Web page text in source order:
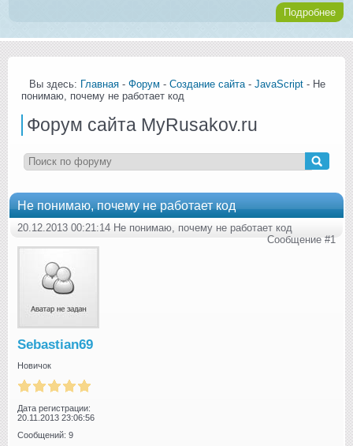
Подробнее
Вы здесь: Главная - Форум - Создание сайта- JavaScript - Не
понимаю, почему не работает код
Форум сайта MyRusakov.ru
Не понимаю, почему не работает код
20.12.2013 00:21:14 Не понимаю, почему не работает код
Сообщение #1
Sebastian69
Новичок
Дата регистрации:
20.11.2013 23:06:56
Сообщений: 9